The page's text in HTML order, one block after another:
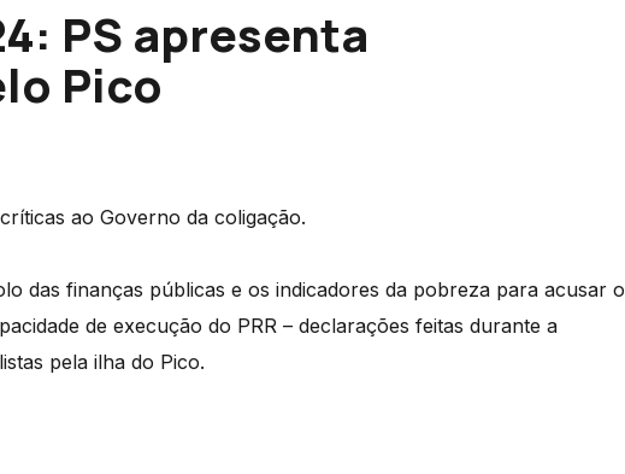
PS apresenta
Pico
ao Governo da coligação.
das finanças públicas e os indicadores da pobreza para acusar o
de execução do PRR – declarações feitas durante a
pela ilha do Pico.